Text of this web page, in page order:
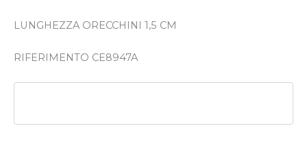
LUNGHEZZA ORECCHINI 1,5 CM
RIFERIMENTO CE8947A